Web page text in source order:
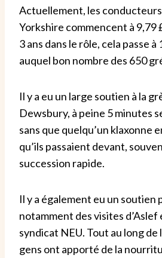
Actuellement, les
Yorkshire commencent à 9,79
3 ans dans le rôle, cela passe à
auquel bon nombre des 650
Il y a eu un large soutien à la
Dewsbury, à peine 5 minutes
sans que quelqu’un klaxonne
qu’ils passaient devant,
succession rapide.
Il y a également eu un soutien
notamment des visites d’Aslef
syndicat NEU. Tout au long de
gens ont apporté de la